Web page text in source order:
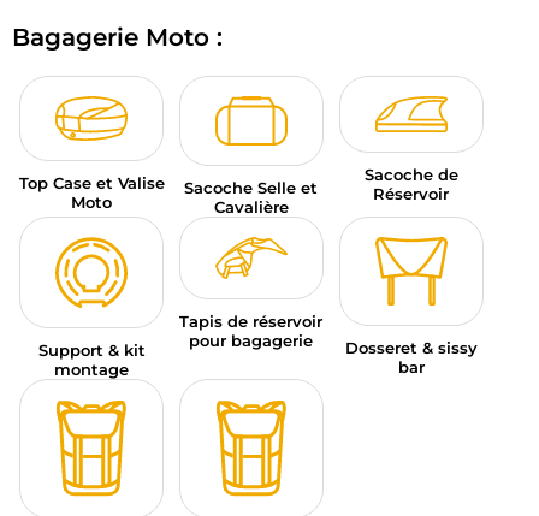
Bagagerie Moto :
Top Case et Valise
Moto
Sacoche Selle et
Cavalière
Sacoche de
Réservoir
Support & kit
montage
Tapis de réservoir
pour bagagerie
Dosseret & sissy
bar